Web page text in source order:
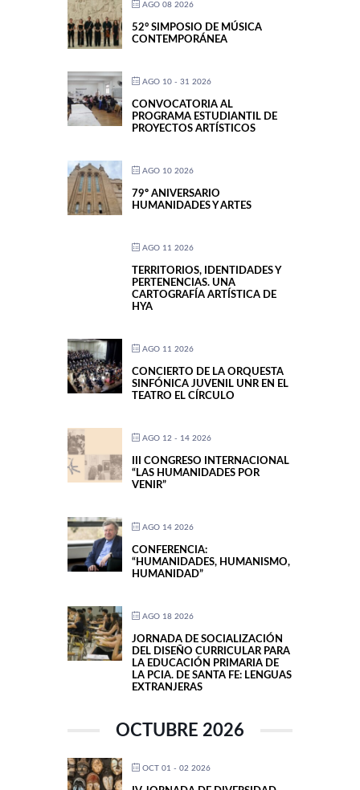
AGO 08 2026
52° SIMPOSIO DE MÚSICA
CONTEMPORÁNEA
AGO 10 - 31 2026
CONVOCATORIA AL
PROGRAMA ESTUDIANTIL DE
PROYECTOS ARTÍSTICOS
AGO 10 2026
79º ANIVERSARIO
HUMANIDADES Y ARTES
AGO 11 2026
TERRITORIOS, IDENTIDADES Y
PERTENENCIAS. UNA
CARTOGRAFÍA ARTÍSTICA DE
HYA
AGO 11 2026
CONCIERTO DE LA ORQUESTA
SINFÓNICA JUVENIL UNR EN EL
TEATRO EL CÍRCULO
AGO 12 - 14 2026
III CONGRESO INTERNACIONAL
“LAS HUMANIDADES POR
VENIR”
AGO 14 2026
CONFERENCIA:
“HUMANIDADES, HUMANISMO,
HUMANIDAD”
AGO 18 2026
JORNADA DE SOCIALIZACIÓN
DEL DISEÑO CURRICULAR PARA
LA EDUCACIÓN PRIMARIA DE
LA PCIA. DE SANTA FE: LENGUAS
EXTRANJERAS
OCTUBRE 2026
OCT 01 - 02 2026